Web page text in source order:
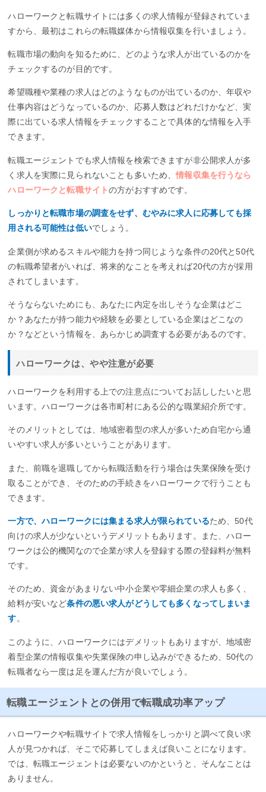
ハローワークと転職サイトには多くの求人情報が登録されていま
すから、最初はこれらの転職媒体から情報収集を行いましょう。
転職市場の動向を知るために、どのような求人が出ているのかを
チェックするのが目的です。
希望職種や業種の求人はどのようなものが出ているのか、年収や
仕事内容はどうなっているのか、応募人数はどれだけかなど、実
際に出ている求人情報をチェックすることで具体的な情報を入手
できます。
転職エージェントでも求人情報を検索できますが非公開求人が多
く求人を実際に見られないことも多いため、情報収集を行うなら
ハローワークと転職サイトの方がおすすめです。
しっかりと転職市場の調査をせず、むやみに求人に応募しても採
用される可能性は低いでしょう。
企業側が求めるスキルや能力を持つ同じような条件の20代と50代
の転職希望者がいれば、将来的なことを考えれば20代の方が採用
されてしまいます。
そうならないためにも、あなたに内定を出しそうな企業はどこ
か？あなたが持つ能力や経験を必要としている企業はどこなの
か？などという情報を、あらかじめ調査する必要があるのです。
ハローワークは、やや注意が必要
ハローワークを利用する上での注意点についてお話ししたいと思
います。ハローワークは各市町村にある公的な職業紹介所です。
そのメリットとしては、地域密着型の求人が多いため自宅から通
いやすい求人が多いということがあります。
また、前職を退職してから転職活動を行う場合は失業保険を受け
取ることができ、そのための手続きをハローワークで行うことも
できます。
一方で、ハローワークには集まる求人が限られているため、50代
向けの求人が少ないというデメリットもあります。また、ハロー
ワークは公的機関なので企業が求人を登録する際の登録料が無料
です。
そのため、資金があまりない中小企業や零細企業の求人も多く、
給料が安いなど条件の悪い求人がどうしても多くなってしまいま
す。
このように、ハローワークにはデメリットもありますが、地域密
着型企業の情報収集や失業保険の申し込みができるため、50代の
転職者なら一度は足を運んだ方が良いでしょう。
転職エージェントとの併用で転職成功率アップ
ハローワークや転職サイトで求人情報をしっかりと調べて良い求
人が見つかれば、そこで応募してしまえば良いことになります。
では、転職エージェントは必要ないのかというと、そんなことは
ありません。